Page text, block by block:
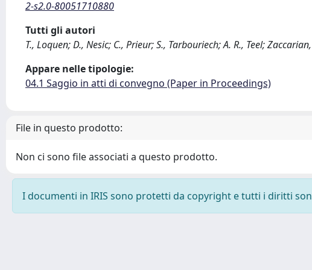
2-s2.0-80051710880
Tutti gli autori
T., Loquen; D., Nesic; C., Prieur; S., Tarbouriech; A. R., Teel;
Appare nelle tipologie:
04.1 Saggio in atti di convegno (Paper in Proceedings)
File in questo prodotto:
Non ci sono file associati a questo prodotto.
I documenti in IRIS sono protetti da copyright e tutti i diritti